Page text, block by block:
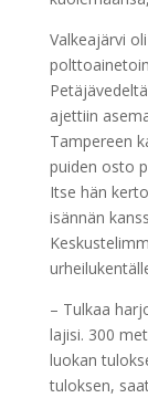
Valkeajärvi
ajettiin
Tampereen
puiden osto
Itse hän
isännän
– Tulkaa
lajisi. 300
luokan
tuloksen,